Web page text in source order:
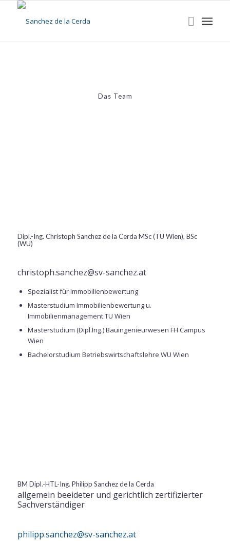
Das Team
Dipl.-Ing. Christoph Sanchez de la Cerda MSc (TU Wien), BSc
(WU)
christoph.sanchez@sv-sanchez.at
Spezialist für Immobilienbewertung
Masterstudium Immobilienbewertung u.
Immobilienmanagement TU Wien
Masterstudium (Dipl.Ing.) Bauingenieurwesen FH Campus
Wien
Bachelorstudium Betriebswirtschaftslehre WU Wien
BM Dipl.-HTL-Ing. Philipp Sanchez de la Cerda
allgemein beeideter und gerichtlich zertifizierter
Sachverständiger
philipp.sanchez@sv-sanchez.at